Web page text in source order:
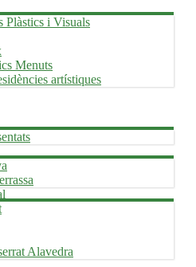
Plàstics i Visuals
Menuts
artístiques
Alavedra